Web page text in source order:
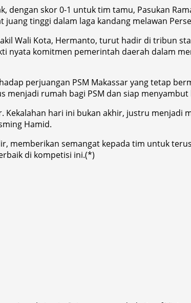
dengan skor 0-1 untuk tim tamu, Pasukan
tinggi dalam laga kandang melawan
Wali Kota, Hermanto, turut hadir di tribun
nyata komitmen pemerintah daerah dalam
perjuangan PSM Makassar yang tetap
menjadi rumah bagi PSM dan siap
Kekalahan hari ini bukan akhir, justru
Hamid.
memberikan semangat kepada tim untuk
di kompetisi ini.(*)